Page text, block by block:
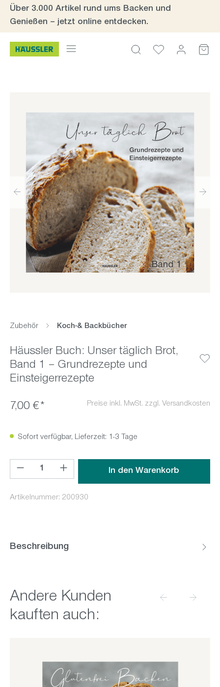
Zum Hauptinhalt springen
Über 3.000 Artikel rund ums Backen und
Genießen – jetzt online entdecken.
Zubehör Koch-& Backbücher
Häussler Buch: Unser täglich Brot,
Band 1 – Grundrezepte und
Einsteigerrezepte
7,00 €* Preise inkl. MwSt. zzgl. Versandkosten
Sofort verfügbar, Lieferzeit: 1-3 Tage
Produkt Anzahl: Gib den gewünschten Wert ein oder
In den Warenkorb
Artikelnummer: 200930
Beschreibung
Produktgalerie überspringen
Andere Kunden
kauften auch: